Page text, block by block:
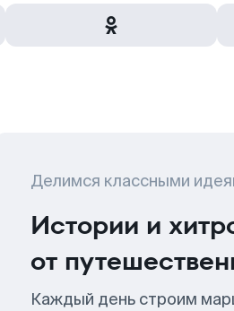
Делимся классными
Истории и
от
Каждый день строим